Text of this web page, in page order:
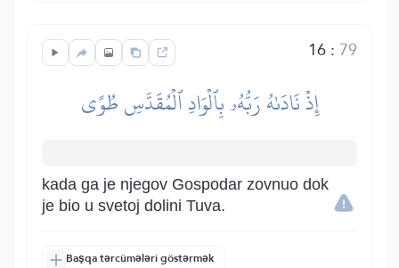
16: 79
إِذۡ نَادَىٰهُ رَبُّهُۥ بِٱلۡوَادِ ٱلۡمُقَدَّسِ طُوًى
kada ga je njegov Gospodar zovnuo dok
je bio u svetoj dolini Tuva.
Başqa tərcümələri göstərmək